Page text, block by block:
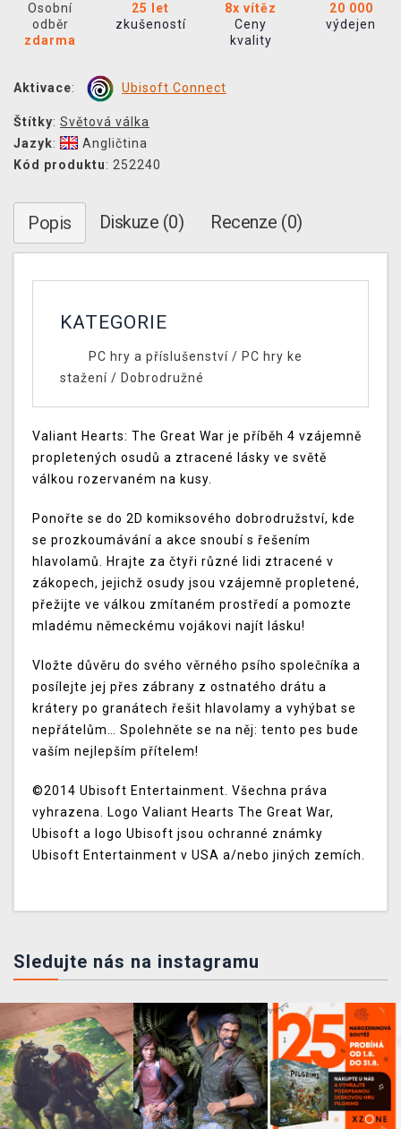
Osobní
odběr
zdarma
25 let
zkušeností
8x vítěz
Ceny
kvality
20 000
výdejen
Aktivace: Ubisoft Connect
Štítky: Světová válka
Jazyk:
Angličtina
Kód produktu: 252240
Popis Diskuze (0) Recenze (0)
KATEGORIE
PC hry a příslušenství/ PC hry ke
stažení / Dobrodružné
Valiant Hearts: The Great War je příběh 4 vzájemně
propletených osudů a ztracené lásky ve světě
válkou rozervaném na kusy.
Ponořte se do 2D komiksového dobrodružství, kde
se prozkoumávání a akce snoubí s řešením
hlavolamů. Hrajte za čtyři různé lidi ztracené v
zákopech, jejichž osudy jsou vzájemně propletené,
přežijte ve válkou zmítaném prostředí a pomozte
mladému německému vojákovi najít lásku!
Vložte důvěru do svého věrného psího společníka a
posílejte jej přes zábrany z ostnatého drátu a
krátery po granátech řešit hlavolamy a vyhýbat se
nepřátelům… Spolehněte se na něj: tento pes bude
vaším nejlepším přítelem!
©2014 Ubisoft Entertainment. Všechna práva
vyhrazena. Logo Valiant Hearts The Great War,
Ubisoft a logo Ubisoft jsou ochranné známky
Ubisoft Entertainment v USA a/nebo jiných zemích.
Sledujte nás na instagramu